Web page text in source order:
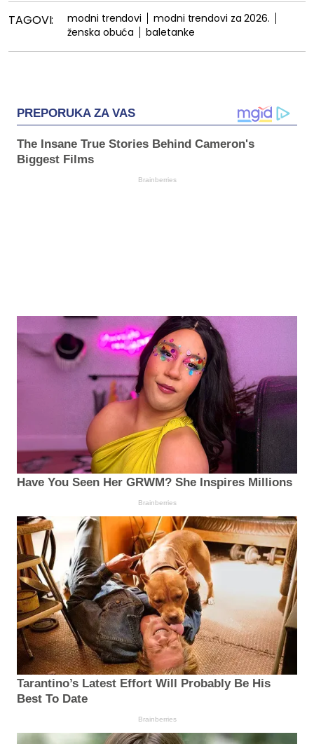
TAGOVI: modni trendovi
modni trendovi za 2026.
ženska obuća
baletanke
PREPORUKA ZA VAS
The Insane True Stories Behind Cameron's
Biggest Films
Brainberries
Have You Seen Her GRWM? She Inspires Millions
Brainberries
Tarantino’s Latest Effort Will Probably Be His
Best To Date
Brainberries